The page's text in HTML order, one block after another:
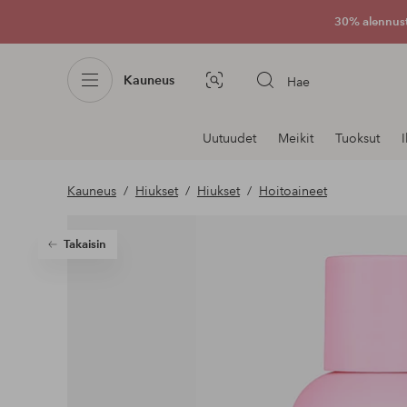
30%
Kauneus Kuvahaku Hae
osastoilla
Uutuudet Meikit Tuoksut
Kauneus Hiukset Hiukset Hoitoaineet
Takaisin